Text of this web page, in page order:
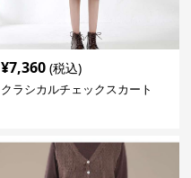
¥7,360 (税込)
クラシカルチェックスカート